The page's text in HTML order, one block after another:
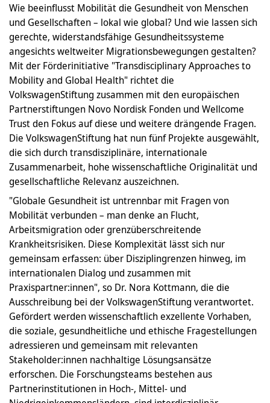
Wie beeinflusst Mobilität die Gesundheit von Menschen
und Gesellschaften – lokal wie global? Und wie lassen sich
gerechte, widerstandsfähige Gesundheitssysteme
angesichts weltweiter Migrationsbewegungen gestalten?
Mit der Förderinitiative "Transdisciplinary Approaches to
Mobility and Global Health" richtet die
VolkswagenStiftung zusammen mit den europäischen
Partnerstiftungen Novo Nordisk Fonden und Wellcome
Trust den Fokus auf diese und weitere drängende Fragen.
Die VolkswagenStiftung hat nun fünf Projekte ausgewählt,
die sich durch transdisziplinäre, internationale
Zusammenarbeit, hohe wissenschaftliche Originalität und
gesellschaftliche Relevanz auszeichnen.
"Globale Gesundheit ist untrennbar mit Fragen von
Mobilität verbunden – man denke an Flucht,
Arbeitsmigration oder grenzüberschreitende
Krankheitsrisiken. Diese Komplexität lässt sich nur
gemeinsam erfassen: über Disziplingrenzen hinweg, im
internationalen Dialog und zusammen mit
Praxispartner:innen", so Dr. Nora Kottmann, die die
Ausschreibung bei der VolkswagenStiftung verantwortet.
Gefördert werden wissenschaftlich exzellente Vorhaben,
die soziale, gesundheitliche und ethische Fragestellungen
adressieren und gemeinsam mit relevanten
Stakeholder:innen nachhaltige Lösungsansätze
erforschen. Die Forschungsteams bestehen aus
Partnerinstitutionen in Hoch-, Mittel- und